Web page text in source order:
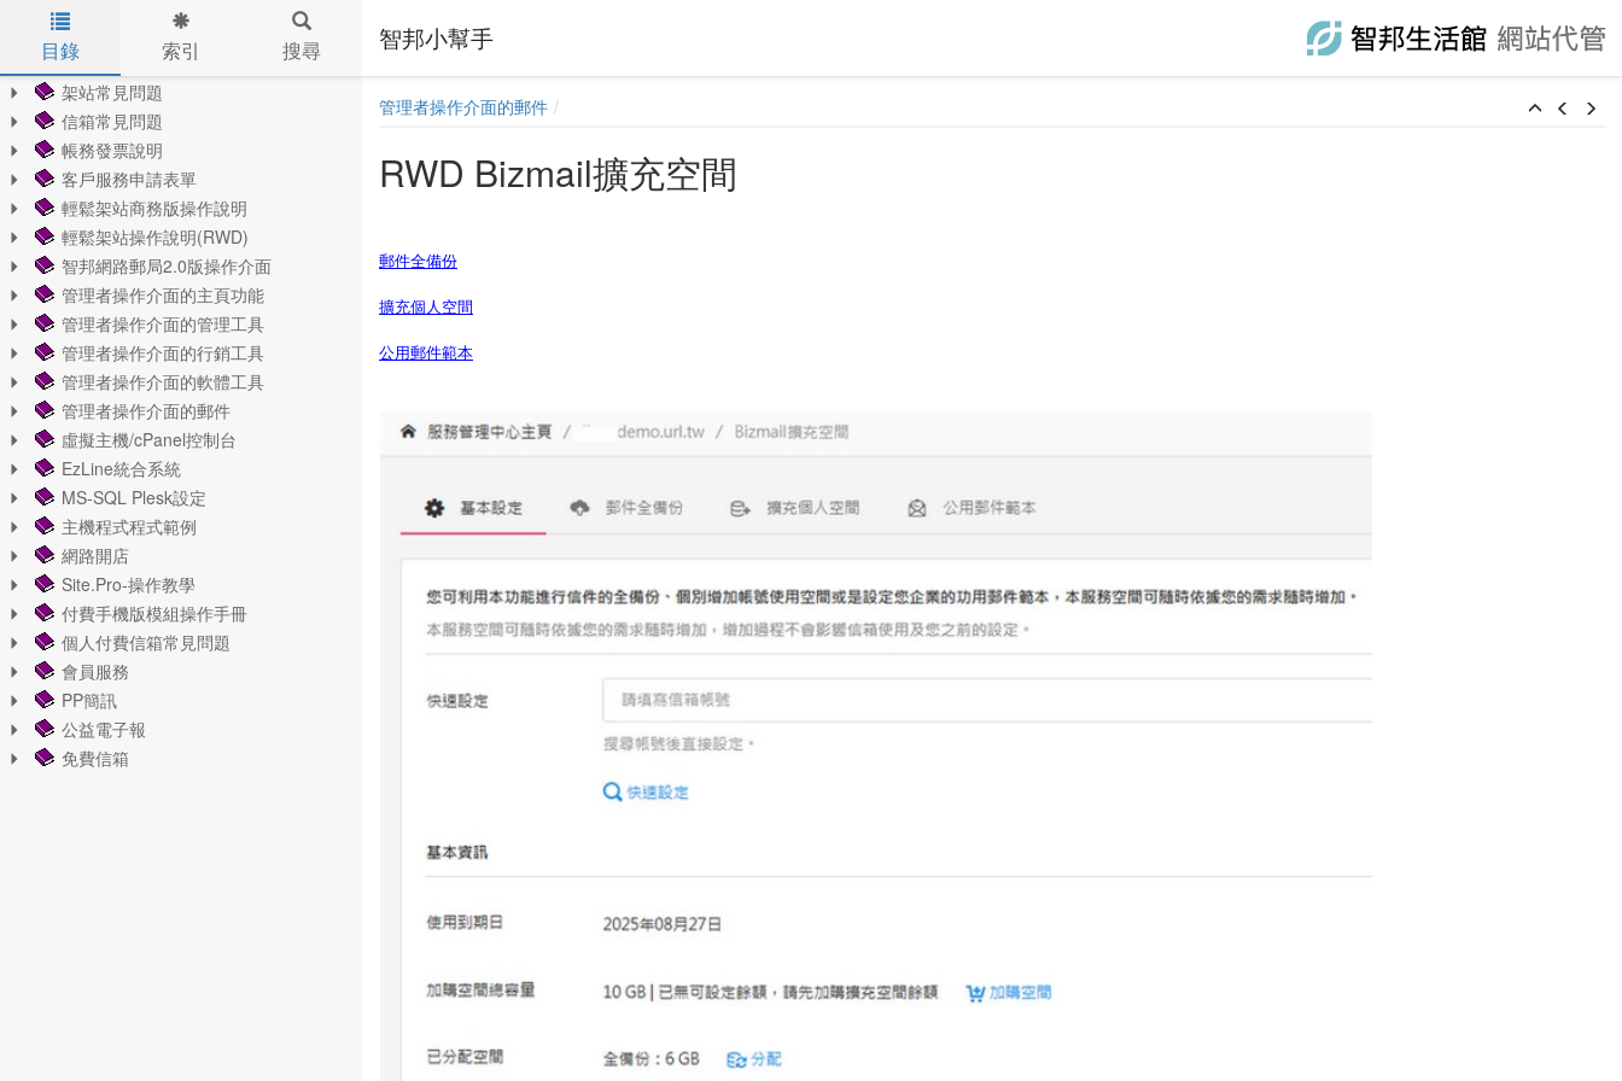
Skip to main content
智邦小幫手
目錄 索引 搜尋
架站常見問題
信箱常見問題
帳務發票說明
客戶服務申請表單
輕鬆架站商務版操作說明
輕鬆架站操作說明(RWD)
智邦網路郵局2.0版操作介面
管理者操作介面的主頁功能
管理者操作介面的管理工具
管理者操作介面的行銷工具
管理者操作介面的軟體工具
管理者操作介面的郵件
虛擬主機/cPanel控制台
EzLine統合系統
MS-SQL Plesk設定
主機程式程式範例
網路開店
Site.Pro-操作教學
付費手機版模組操作手冊
個人付費信箱常見問題
會員服務
PP簡訊
公益電子報
免費信箱
管理者操作介面的郵件
RWD Bizmail擴充空間
郵件全備份
擴充個人空間
公用郵件範本